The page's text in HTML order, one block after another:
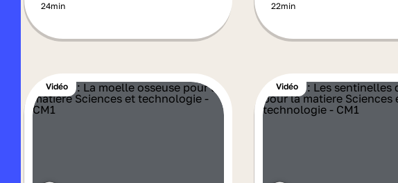
24min 22min
Vidéo Vidéo